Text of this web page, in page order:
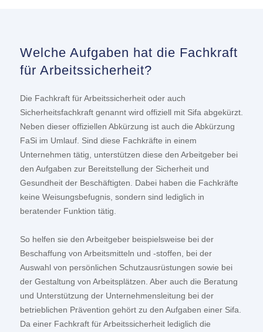
Welche Aufgaben hat die Fachkraft
für Arbeitssicherheit?
Die Fachkraft für Arbeitssicherheit oder auch
Sicherheitsfachkraft genannt wird offiziell mit Sifa abgekürzt.
Neben dieser offiziellen Abkürzung ist auch die Abkürzung
FaSi im Umlauf. Sind diese Fachkräfte in einem
Unternehmen tätig, unterstützen diese den Arbeitgeber bei
den Aufgaben zur Bereitstellung der Sicherheit und
Gesundheit der Beschäftigten. Dabei haben die Fachkräfte
keine Weisungsbefugnis, sondern sind lediglich in
beratender Funktion tätig.
So helfen sie den Arbeitgeber beispielsweise bei der
Beschaffung von Arbeitsmitteln und -stoffen, bei der
Auswahl von persönlichen Schutzausrüstungen sowie bei
der Gestaltung von Arbeitsplätzen. Aber auch die Beratung
und Unterstützung der Unternehmensleitung bei der
betrieblichen Prävention gehört zu den Aufgaben einer Sifa.
Da einer Fachkraft für Arbeitssicherheit lediglich die